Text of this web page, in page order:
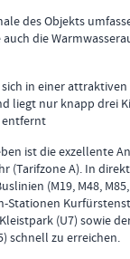
des Objekts
die
in einer
liegt nur knapp drei
entfernt
ist die exzellente
(Tarifzone A). In
(M19, M48, M85,
Stationen
(U7) sowie
schnell zu erreichen.